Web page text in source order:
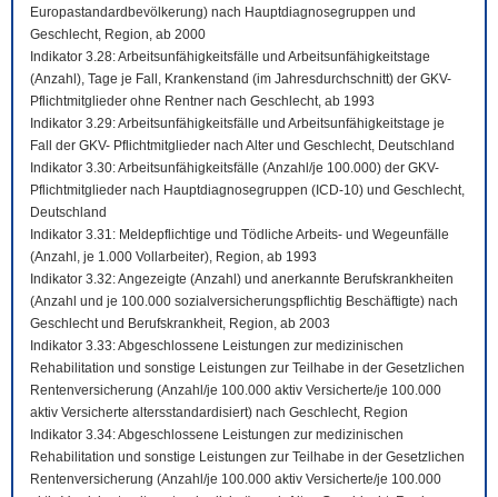
Europastandardbevölkerung) nach Hauptdiagnosegruppen und
Geschlecht, Region, ab 2000
Indikator 3.28: Arbeitsunfähigkeitsfälle und Arbeitsunfähigkeitstage
(Anzahl), Tage je Fall, Krankenstand (im Jahresdurchschnitt) der GKV-
Pflichtmitglieder ohne Rentner nach Geschlecht, ab 1993
Indikator 3.29: Arbeitsunfähigkeitsfälle und Arbeitsunfähigkeitstage je
Fall der GKV- Pflichtmitglieder nach Alter und Geschlecht, Deutschland
Indikator 3.30: Arbeitsunfähigkeitsfälle (Anzahl/je 100.000) der GKV-
Pflichtmitglieder nach Hauptdiagnosegruppen (ICD-10) und Geschlecht,
Deutschland
Indikator 3.31: Meldepflichtige und Tödliche Arbeits- und Wegeunfälle
(Anzahl, je 1.000 Vollarbeiter), Region, ab 1993
Indikator 3.32: Angezeigte (Anzahl) und anerkannte Berufskrankheiten
(Anzahl und je 100.000 sozialversicherungspflichtig Beschäftigte) nach
Geschlecht und Berufskrankheit, Region, ab 2003
Indikator 3.33: Abgeschlossene Leistungen zur medizinischen
Rehabilitation und sonstige Leistungen zur Teilhabe in der Gesetzlichen
Rentenversicherung (Anzahl/je 100.000 aktiv Versicherte/je 100.000
aktiv Versicherte altersstandardisiert) nach Geschlecht, Region
Indikator 3.34: Abgeschlossene Leistungen zur medizinischen
Rehabilitation und sonstige Leistungen zur Teilhabe in der Gesetzlichen
Rentenversicherung (Anzahl/je 100.000 aktiv Versicherte/je 100.000